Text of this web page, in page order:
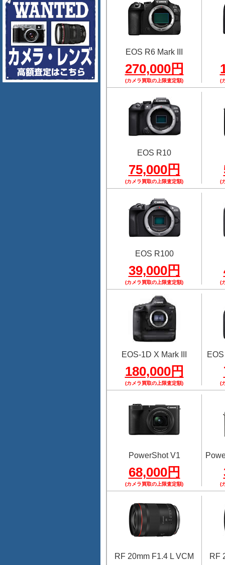
EOS R6 Mark III
270,000円
(カメラ買取の上限査定額) (
EOS R10
75,000円
(カメラ買取の上限査定額) (
EOS R100
39,000円
(カメラ買取の上限査定額) (
EOS-1D X Mark III
180,000円
(カメラ買取の上限査定額) (
PowerShot V1
68,000円
(カメラ買取の上限査定額) (
RF 20mm F1.4 L VCM RF